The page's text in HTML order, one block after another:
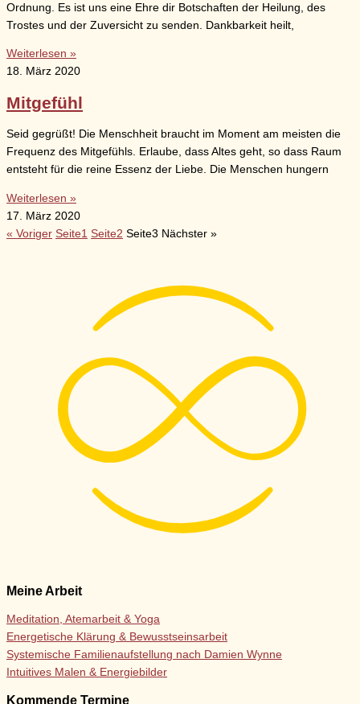
Ordnung. Es ist uns eine Ehre dir Botschaften der Heilung, des
Trostes und der Zuversicht zu senden. Dankbarkeit heilt,
Weiterlesen »
18. März 2020
Mitgefühl
Seid gegrüßt! Die Menschheit braucht im Moment am meisten die
Frequenz des Mitgefühls. Erlaube, dass Altes geht, so dass Raum
entsteht für die reine Essenz der Liebe. Die Menschen hungern
Weiterlesen »
17. März 2020
« Voriger Seite1 Seite2 Seite3 Nächster »
Meine Arbeit
Meditation, Atemarbeit & Yoga
Energetische Klärung & Bewusstseinsarbeit
Systemische Familienaufstellung nach Damien Wynne
Intuitives Malen & Energiebilder
Kommende Termine